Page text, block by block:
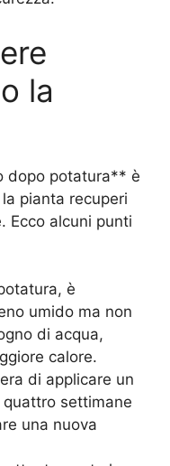
la
dopo potatura** è
pianta recuperi
Ecco alcuni punti
è
umido ma non
di acqua,
calore.
di applicare un
settimane
una nuova